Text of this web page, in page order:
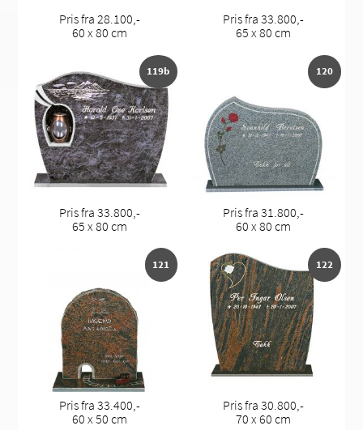
Pris fra 28.100,-
60 x 80 cm
Pris fra 33.800,-
65 x 80 cm
119b
Pris fra 33.800,-
65 x 80 cm
120
Pris fra 31.800,-
60 x 80 cm
121
Pris fra 33.400,-
60 x 50 cm
122
Pris fra 30.800,-
70 x 60 cm